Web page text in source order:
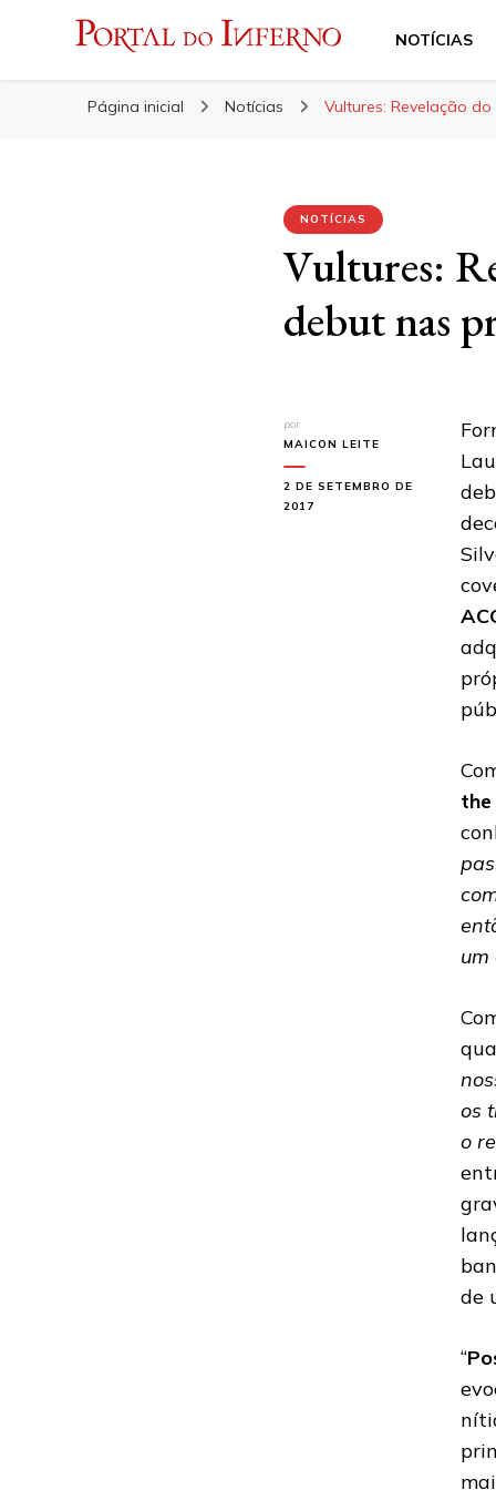
Portal do Inferno
NOTÍCIAS
Página inicial Notícias Vultures: Revelação
NOTÍCIAS
Vultures:
debut nas
por
MAICON LEITE
2 DE SETEMBRO DE
2017
um
os
o
de
“